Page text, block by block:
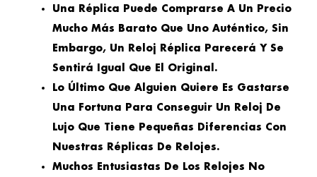
Una Réplica Puede Comprarse A Un Precio
Mucho Más Barato Que Uno Auténtico, Sin
Embargo, Un Reloj Réplica Parecerá Y Se
Sentirá Igual Que El Original.
Lo Último Que Alguien Quiere Es Gastarse
Una Fortuna Para Conseguir Un Reloj De
Lujo Que Tiene Pequeñas Diferencias Con
Nuestras Réplicas De Relojes.
Muchos Entusiastas De Los Relojes No